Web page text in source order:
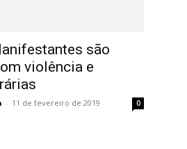
são
violência e
- 11 de fevereiro de 2019 0